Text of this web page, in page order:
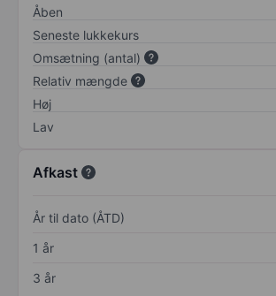
Åben
Seneste lukkekurs
Omsætning (antal)
Relativ mængde
Høj
Lav
Afkast
År til dato (ÅTD)
1 år
3 år